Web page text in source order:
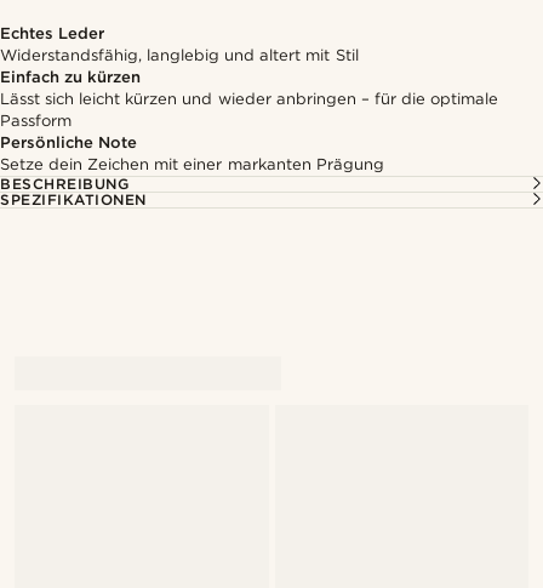
Echtes Leder
Widerstandsfähig, langlebig und altert mit Stil
Einfach zu kürzen
Lässt sich leicht kürzen und wieder anbringen – für die optimale
Passform
Persönliche Note
Setze dein Zeichen mit einer markanten Prägung
BESCHREIBUNG
SPEZIFIKATIONEN